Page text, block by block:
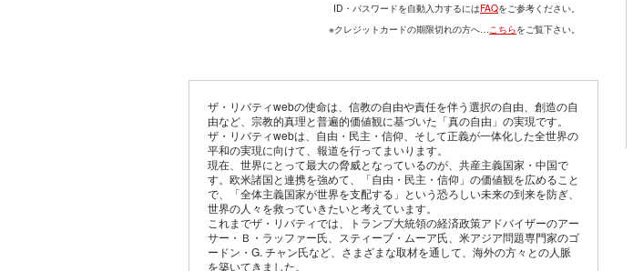
ID・パスワードを自動入力するにはFAQをご参考ください。
※クレジットカードの期限切れの方へ…こちらをご覧下さい。
ザ・リバティwebの使命は、信教の自由や責任を伴う選択の自由、創造の自
由など、宗教的真理と普遍的価値観に基づいた「真の自由」の実現です。
ザ・リバティwebは、自由・民主・信仰、そして正義が一体化した全世界の
平和の実現に向けて、報道を行ってまいります。
現在、世界にとって最大の脅威となっているのが、共産主義国家・中国で
す。欧米諸国と連携を強めて、「自由・民主・信仰」の価値観を広めること
で、「全体主義国家が世界を支配する」という恐ろしい未来の到来を防ぎ、
世界の人々を救っていきたいと考えています。
これまでザ・リバティでは、トランプ大統領の経済政策アドバイザーのアー
サー・Ｂ・ラッファー氏、スティーブ・ムーア氏、米アジア問題専門家のゴ
ードン・G. チャン氏など、さまざまな取材を通して、海外の方々との人脈
を築いてきました。